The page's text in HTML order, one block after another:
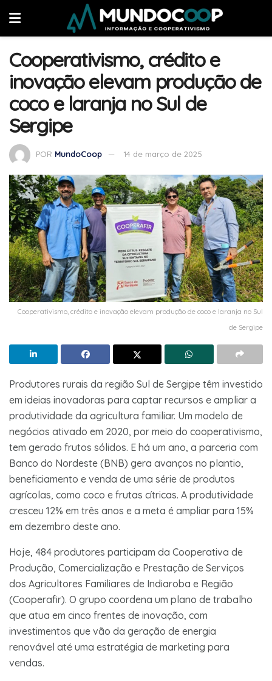
Cooperativismo, crédito e
inovação elevam produção de
coco e laranja no Sul de
Sergipe
POR MundoCoop 14 de março de 2025
Cooperativismo, crédito e inovação elevam produção de coco e laranja no Sul
de Sergipe
Produtores rurais da região Sul de Sergipe têm investido
em ideias inovadoras para captar recursos e ampliar a
produtividade da agricultura familiar. Um modelo de
negócios ativado em 2020, por meio do cooperativismo,
tem gerado frutos sólidos. E há um ano, a parceria com
Banco do Nordeste (BNB) gera avanços no plantio,
beneficiamento e venda de uma série de produtos
agrícolas, como coco e frutas cítricas. A produtividade
cresceu 12% em três anos e a meta é ampliar para 15%
em dezembro deste ano.
Hoje, 484 produtores participam da Cooperativa de
Produção, Comercialização e Prestação de Serviços
dos Agricultores Familiares de Indiaroba e Região
(Cooperafir). O grupo coordena um plano de trabalho
que atua em cinco frentes de inovação, com
investimentos que vão da geração de energia
renovável até uma estratégia de marketing para
vendas.